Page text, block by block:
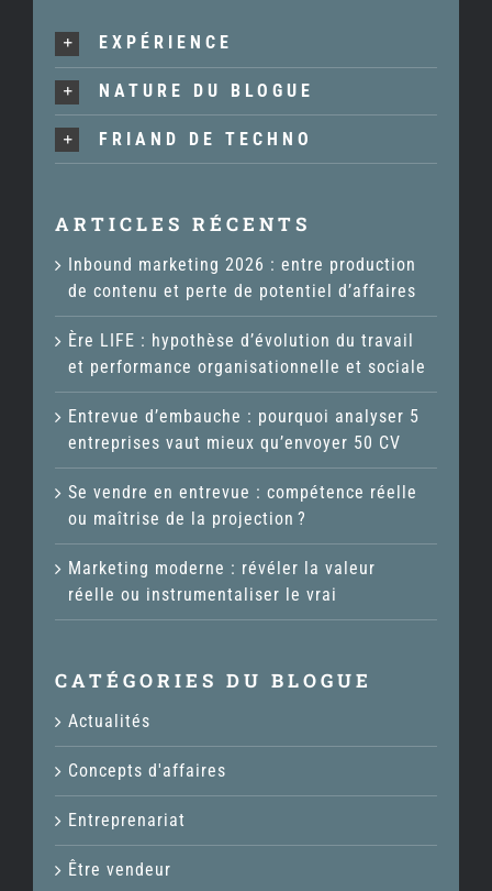
EXPÉRIENCE
NATURE DU BLOGUE
FRIAND DE TECHNO
ARTICLES RÉCENTS
Inbound marketing 2026 : entre production
de contenu et perte de potentiel d’affaires
Ère LIFE : hypothèse d’évolution du travail
et performance organisationnelle et sociale
Entrevue d’embauche : pourquoi analyser 5
entreprises vaut mieux qu’envoyer 50 CV
Se vendre en entrevue : compétence réelle
ou maîtrise de la projection ?
Marketing moderne : révéler la valeur
réelle ou instrumentaliser le vrai
CATÉGORIES DU BLOGUE
Actualités
Concepts d'affaires
Entreprenariat
Être vendeur